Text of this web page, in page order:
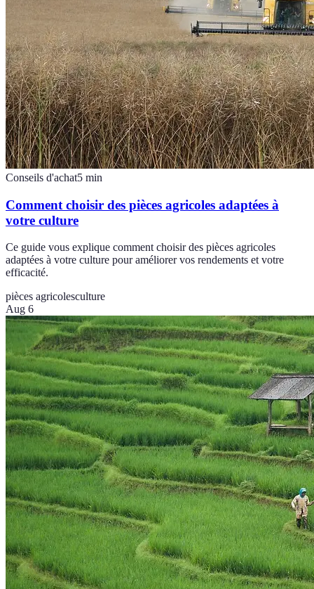
Conseils d'achat5 min
Comment choisir des pièces agricoles adaptées à
votre culture
Ce guide vous explique comment choisir des pièces agricoles
adaptées à votre culture pour améliorer vos rendements et votre
efficacité.
pièces agricolesculture
Aug 6